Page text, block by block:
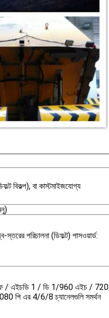
বিকল্প), বা কাস্টমাইজযোগ্য
স্তরের পরিচালনা (ডিফল্ট) পাসওয়ার্ড:
/ এইচডি 1 / ডি 1/960 এইচ / 720
পি এর 4/6/8 চ্যানেলগুলি সমর্থন